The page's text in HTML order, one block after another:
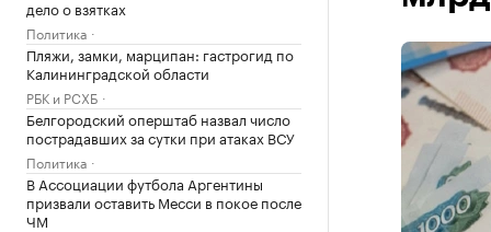
дело о взятках
Политика
Пляжи, замки, марципан: гастрогид по
Калининградской области
РБК и РСХБ
Белгородский оперштаб назвал число
пострадавших за сутки при атаках ВСУ
Политика
В Ассоциации футбола Аргентины
призвали оставить Месси в покое после
ЧМ